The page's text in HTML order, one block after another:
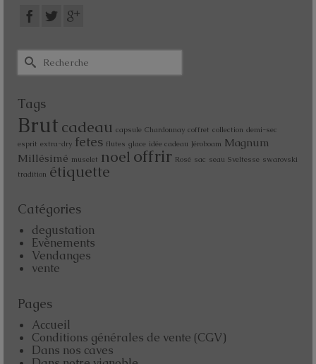
Tags
Brut cadeau capsule Chardonnay coffret collection demi-sec
esprit extra-dry fetes flutes glace idée cadeau Jéroboam Magnum
Millésimé muselet noel offrir Rosé sac seau Sveltesse swarovski
tradition étiquette
Catégories
degustation
Evènements
Vendanges
vente
Pages
Accueil
Conditions générales de vente (CGV)
Dans nos caves